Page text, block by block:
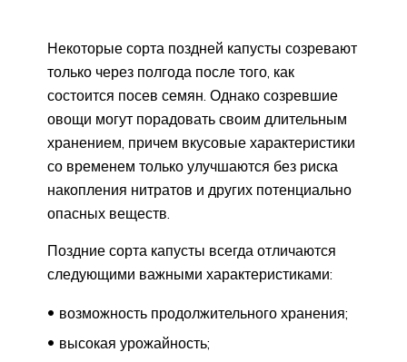
Некоторые сорта поздней капусты созревают
только через полгода после того, как
состоится посев семян. Однако созревшие
овощи могут порадовать своим длительным
хранением, причем вкусовые характеристики
со временем только улучшаются без риска
накопления нитратов и других потенциально
опасных веществ.
Поздние сорта капусты всегда отличаются
следующими важными характеристиками:
возможность продолжительного хранения;
высокая урожайность;